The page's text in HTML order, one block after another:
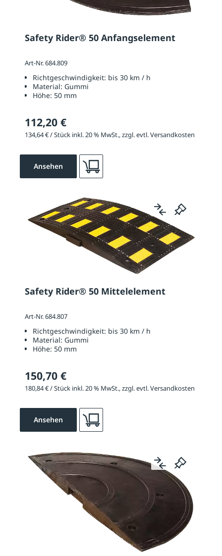
Safety Rider® 50 Anfangselement
Art-Nr. 684.809
Richtgeschwindigkeit: bis 30 km / h
Material: Gummi
Höhe: 50 mm
112,20 €
134,64 € / Stück inkl. 20 % MwSt., zzgl. evtl. Versandkosten
Ansehen
Safety Rider® 50 Mittelelement
Art-Nr. 684.807
Richtgeschwindigkeit: bis 30 km / h
Material: Gummi
Höhe: 50 mm
150,70 €
180,84 € / Stück inkl. 20 % MwSt., zzgl. evtl. Versandkosten
Ansehen